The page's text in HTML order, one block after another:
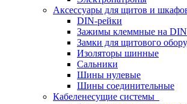
Аксессуары для щитов и
DIN-рейки
Зажимы клеммные на
Замки для щитового
Изоляторы шинные
Сальники
Шины нулевые
Шины соединительные
Кабеленесущие системы